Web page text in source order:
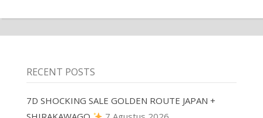
RECENT POSTS
7D SHOCKING SALE GOLDEN ROUTE JAPAN +